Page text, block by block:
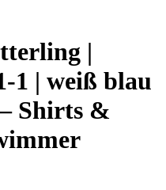
|
1 | weiß blau
Shirts &